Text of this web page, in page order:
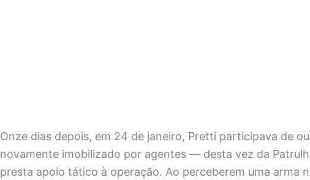
Onze dias depois, em 24 de janeiro, Pretti participava de
novamente imobilizado por agentes — desta vez da
presta apoio tático à operação. Ao perceberem uma arma